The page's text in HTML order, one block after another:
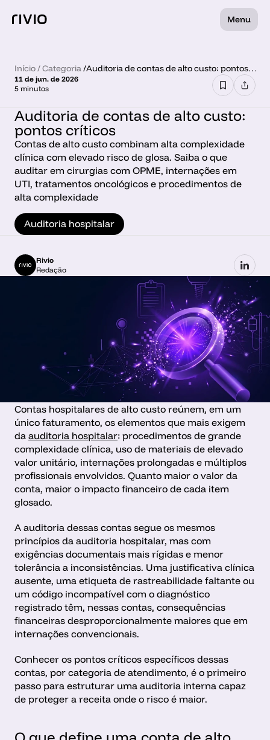
Menu
Início / Categoria /Auditoria de contas de alto custo: pontos
Auditoria de contas de alto custo:
pontos críticos
Contas de alto custo combinam alta complexidade
clínica com elevado risco de glosa. Saiba o que
auditar em cirurgias com OPME, internações em
UTI, tratamentos oncológicos e procedimentos de
alta complexidade
Auditoria hospitalar
Rivio
Redação
11 de jun. de 2026
5 minutos
Contas hospitalares de alto custo reúnem, em um
único faturamento, os elementos que mais exigem
da auditoria hospitalar: procedimentos de grande
complexidade clínica, uso de materiais de elevado
valor unitário, internações prolongadas e múltiplos
profissionais envolvidos. Quanto maior o valor da
conta, maior o impacto financeiro de cada item
glosado.
A auditoria dessas contas segue os mesmos
princípios da auditoria hospitalar, mas com
exigências documentais mais rígidas e menor
tolerância a inconsistências. Uma justificativa clínica
ausente, uma etiqueta de rastreabilidade faltante ou
um código incompatível com o diagnóstico
registrado têm, nessas contas, consequências
financeiras desproporcionalmente maiores que em
internações convencionais.
Conhecer os pontos críticos específicos dessas
contas, por categoria de atendimento, é o primeiro
passo para estruturar uma auditoria interna capaz
de proteger a receita onde o risco é maior.